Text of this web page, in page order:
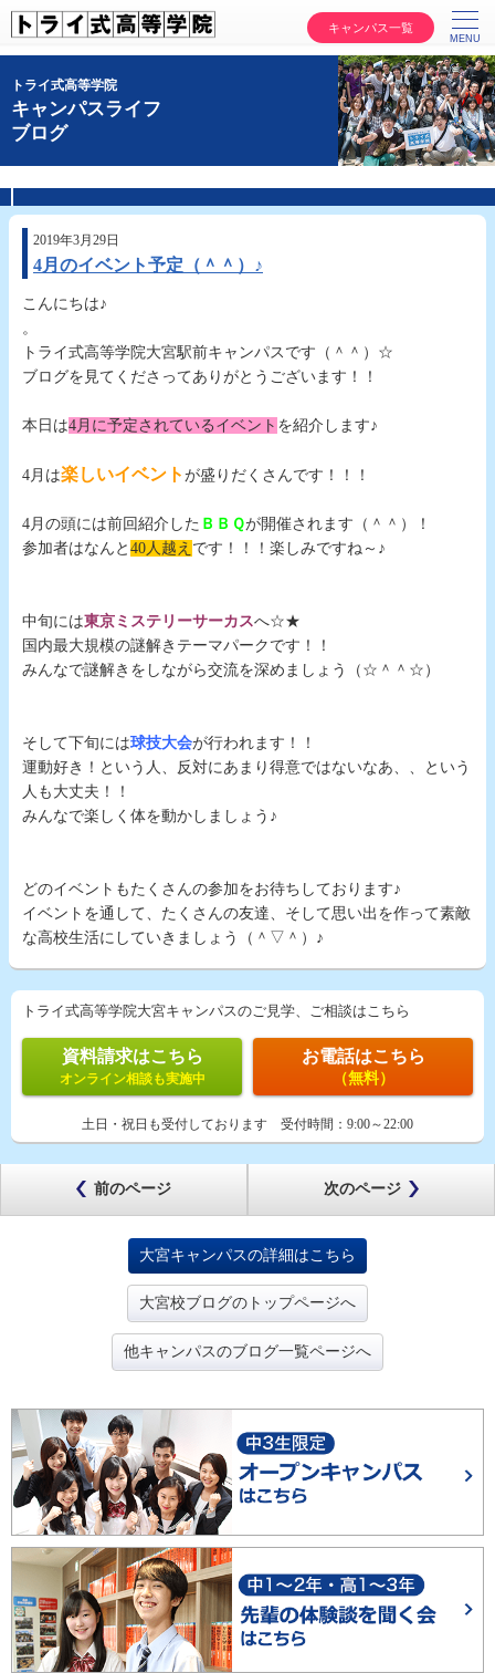
キャンパス一覧
トライ式高等学院
キャンパスライフ
ブログ
2019年3月29日
4月のイベント予定（＾＾）♪
こんにちは♪
。
トライ式高等学院大宮駅前キャンパスです（＾＾）☆
ブログを見てくださってありがとうございます！！
本日は4月に予定されているイベント を紹介します♪
4月は楽しいイベント が盛りだくさんです！！！
4月の頭には前回紹介した ＢＢＱが開催されます（＾＾）！
参加者はなんと 40人越え です ！！！楽しみですね～♪
中旬には東京ミステリーサーカスへ☆★
国内最大規模の謎解きテーマパークです！！
みんなで謎解きをしながら交流を深めましょう（☆＾＾☆）
そして下旬には球技大会が行われます！！
運動好き！という人、反対にあまり得意ではないなあ、、という
人も大丈夫！！
みんなで楽しく体を動かしましょう♪
どのイベントもたくさんの参加をお待ちしております♪
イベントを通して、たくさんの友達、そして思い出を作って素敵
な高校生活にしていきましょう（＾▽＾）♪
トライ式高等学院大宮キャンパスのご見学、ご相談はこちら
資料請求はこちら
オンライン相談も実施中
お電話はこちら
（無料）
土日・祝日も受付しております 受付時間： 9:00～22:00
前のページ 次のページ
大宮キャンパスの詳細はこちら
大宮校ブログのトップページへ
他キャンパスのブログ一覧ページへ